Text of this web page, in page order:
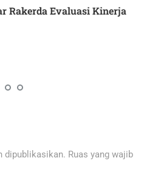
Rakerda Evaluasi Kinerja
dipublikasikan. Ruas yang wajib